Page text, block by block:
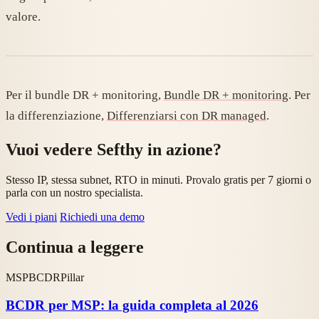
valore.
Per il bundle DR + monitoring, Bundle DR + monitoring. Per
la differenziazione, Differenziarsi con DR managed.
Vuoi vedere Sefthy in azione?
Stesso IP, stessa subnet, RTO in minuti. Provalo gratis per 7 giorni o
parla con un nostro specialista.
Vedi i piani Richiedi una demo
Continua a leggere
MSPBCDRPillar
BCDR per MSP: la guida completa al 2026